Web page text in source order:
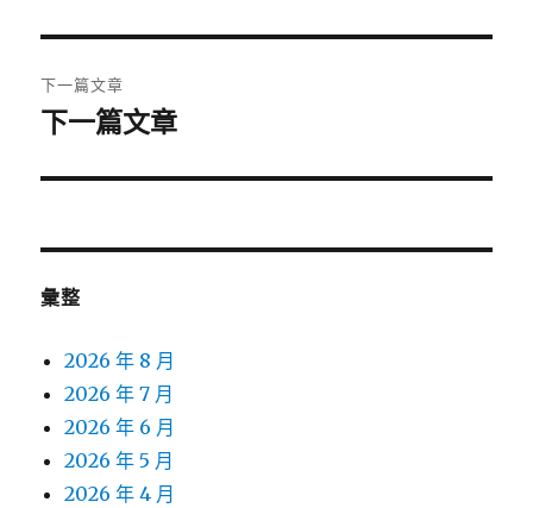
覽
篇
文
章:
下一篇文章
下
篇
章:
下一篇文章
彙整
2026 年 8 月
2026 年 7 月
2026 年 6 月
2026 年 5 月
2026 年 4 月